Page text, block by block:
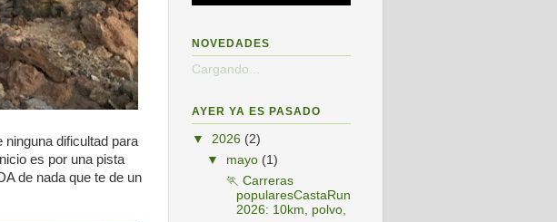
ninguna dificultad para
es por una pista
de nada que te de un
NOVEDADES
Cargando...
AYER YA ES PASADO
▼ 2026 (2)
▼ mayo (1)
🏃 Carreras
popularesCastaRun
2026: 10km, polvo,